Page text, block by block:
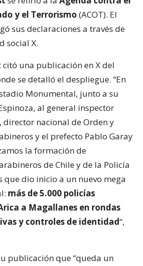
y el Terrorismo (ACOT). El
sus declaraciones a través de
social X.
citó una publicación en X del
se detalló el despliegue. “En
Monumental, junto a su
al general inspector
director nacional de Orden y
y el prefecto Pablo Garay
la formación de
de Chile y de la Policía
que dio inicio a un nuevo mega
más de 5.000 policías
a Magallanes en rondas
y controles de identidad“,
publicación que “queda un